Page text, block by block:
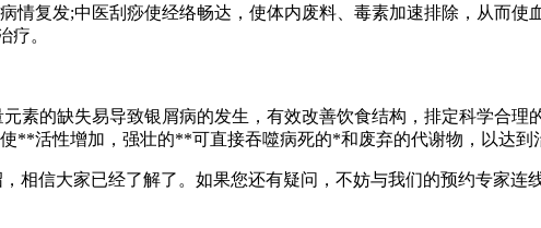
情复发;中医刮痧使经络畅达，使体内废料、毒素加速排除，从而
疗。
素的缺失易导致银屑病的发生，有效改善饮食结构，排定科学合
**活性增加，强壮的**可直接吞噬病死的*和废弃的代谢物，以达到
相信大家已经了解了。如果您还有疑问，不妨与我们的预约专家连